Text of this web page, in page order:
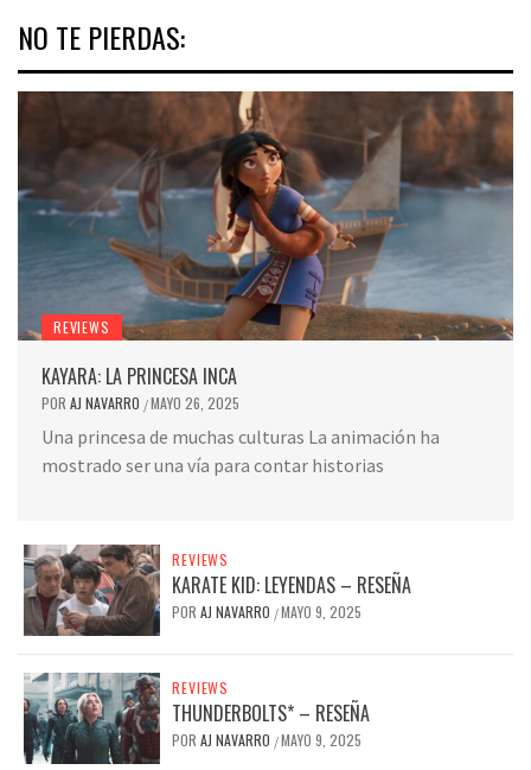
NO TE PIERDAS:
REVIEWS
KAYARA: LA PRINCESA INCA
POR AJ NAVARRO /MAYO 26, 2025
Una princesa de muchas culturas La animación ha
mostrado ser una vía para contar historias
REVIEWS
KARATE KID: LEYENDAS – RESEÑA
POR AJ NAVARRO /MAYO 9, 2025
REVIEWS
THUNDERBOLTS* – RESEÑA
POR AJ NAVARRO /MAYO 9, 2025